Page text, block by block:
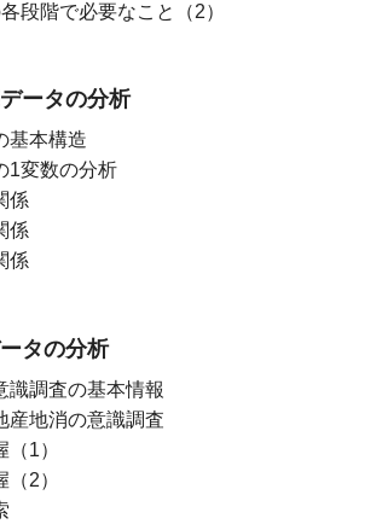
段階で必要なこと（2）
ータの分析
基本構造
1変数の分析
係
係
係
タの分析
識調査の基本情報
産地消の意識調査
1）
2）